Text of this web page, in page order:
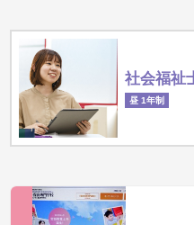
社会福祉
昼 1年制